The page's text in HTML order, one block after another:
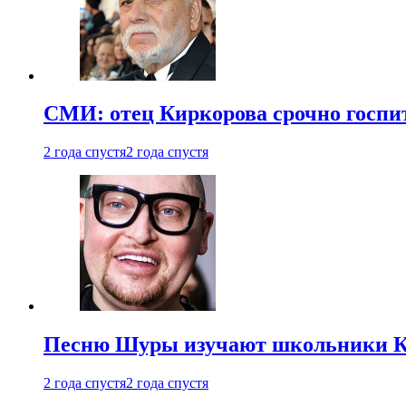
СМИ: отец Киркорова срочно
2 года спустя2 года спустя
Песню Шуры изучают школьники
2 года спустя2 года спустя